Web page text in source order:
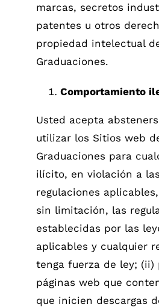
marcas, secretos
patentes u otros
propiedad intelectual
Graduaciones.
Comportamiento
Usted acepta
utilizar los Sitios web
Graduaciones para
ilícito, en violación a
regulaciones
sin limitación, las
establecidas por las
aplicables y cualquier
tenga fuerza de ley; (ii)
páginas web que
que inicien descargas